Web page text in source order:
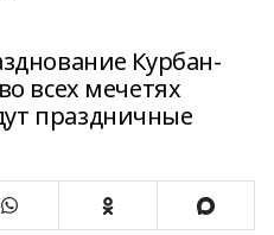
Курбан-
всех мечетях
праздничные